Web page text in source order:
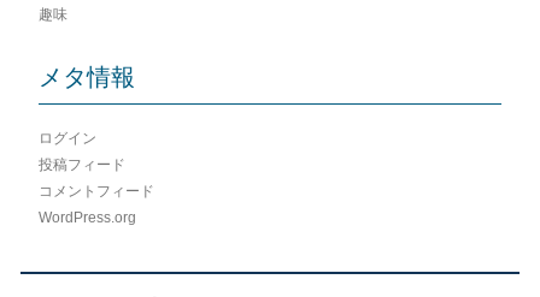
趣味
メタ情報
ログイン
投稿フィード
コメントフィード
WordPress.org